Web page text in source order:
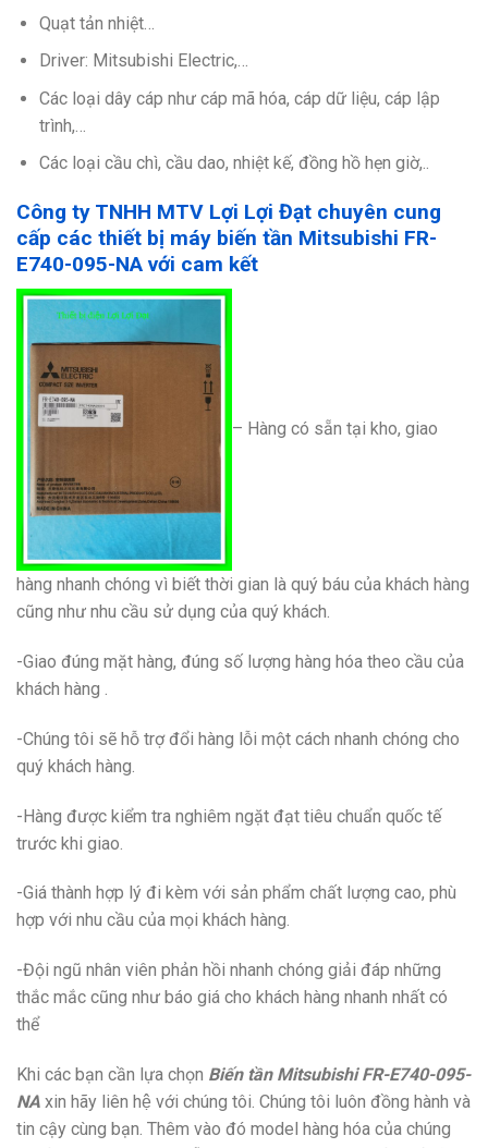
Quạt tản nhiệt…
Driver: Mitsubishi Electric,…
Các loại dây cáp như cáp mã hóa, cáp dữ liệu, cáp lập
trình,…
Các loại cầu chì, cầu dao, nhiệt kế, đồng hồ hẹn giờ,..
Công ty TNHH MTV Lợi Lợi Đạt chuyên cung
cấp các thiết bị máy biến tần Mitsubishi FR-
E740-095-NA với cam kết
– Hàng có sẵn tại kho, giao
hàng nhanh chóng vì biết thời gian là quý báu của khách hàng
cũng như nhu cầu sử dụng của quý khách.
-Giao đúng mặt hàng, đúng số lượng hàng hóa theo cầu của
khách hàng .
-Chúng tôi sẽ hỗ trợ đổi hàng lỗi một cách nhanh chóng cho
quý khách hàng.
-Hàng được kiểm tra nghiêm ngặt đạt tiêu chuẩn quốc tế
trước khi giao.
-Giá thành hợp lý đi kèm với sản phẩm chất lượng cao, phù
hợp với nhu cầu của mọi khách hàng.
-Đội ngũ nhân viên phản hồi nhanh chóng giải đáp những
thắc mắc cũng như báo giá cho khách hàng nhanh nhất có
thể
Khi các bạn cần lựa chọn Biến tần Mitsubishi FR-E740-095-
NA xin hãy liên hệ với chúng tôi. Chúng tôi luôn đồng hành và
tin cậy cùng bạn. Thêm vào đó model hàng hóa của chúng